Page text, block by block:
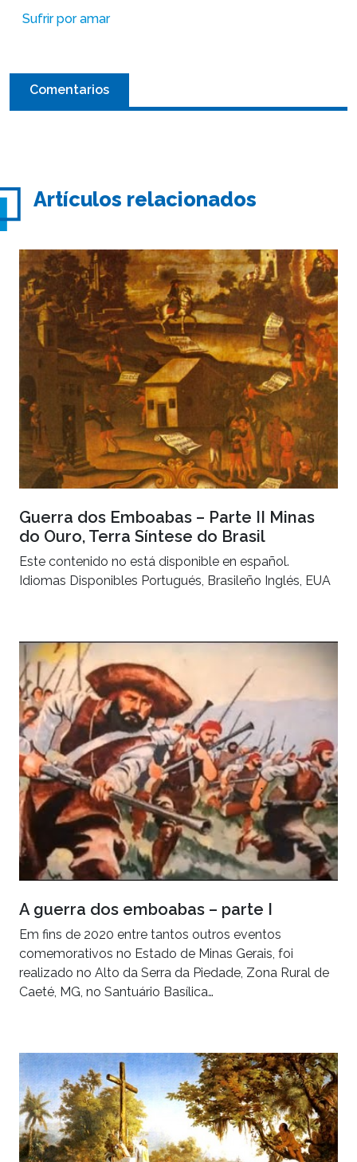
Sufrir por amar
Comentarios
Artículos relacionados
Guerra dos Emboabas – Parte II Minas
do Ouro, Terra Síntese do Brasil
Este contenido no está disponible en español.
Idiomas Disponibles Portugués, Brasileño Inglés, EUA
A guerra dos emboabas – parte I
Em fins de 2020 entre tantos outros eventos
comemorativos no Estado de Minas Gerais, foi
realizado no Alto da Serra da Piedade, Zona Rural de
Caeté, MG, no Santuário Basílica…